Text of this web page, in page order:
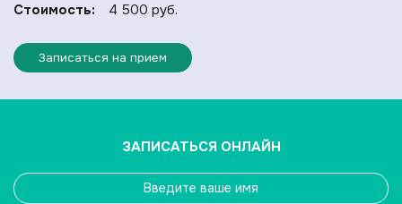
Стоимость: 4 500 руб.
Записаться на прием
ЗАПИСАТЬСЯ ОНЛАЙН